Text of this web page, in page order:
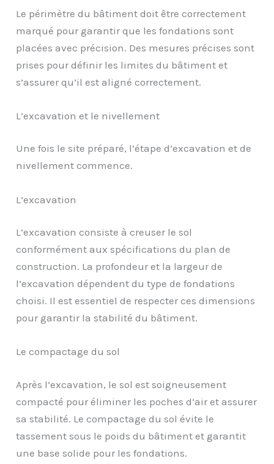
Le périmètre du bâtiment doit être correctement
marqué pour garantir que les fondations sont
placées avec précision. Des mesures précises sont
prises pour définir les limites du bâtiment et
s’assurer qu’il est aligné correctement.
L’excavation et le nivellement
Une fois le site préparé, l’étape d’excavation et de
nivellement commence.
L’excavation
L’excavation consiste à creuser le sol
conformément aux spécifications du plan de
construction. La profondeur et la largeur de
l’excavation dépendent du type de fondations
choisi. Il est essentiel de respecter ces dimensions
pour garantir la stabilité du bâtiment.
Le compactage du sol
Après l’excavation, le sol est soigneusement
compacté pour éliminer les poches d’air et assurer
sa stabilité. Le compactage du sol évite le
tassement sous le poids du bâtiment et garantit
une base solide pour les fondations.